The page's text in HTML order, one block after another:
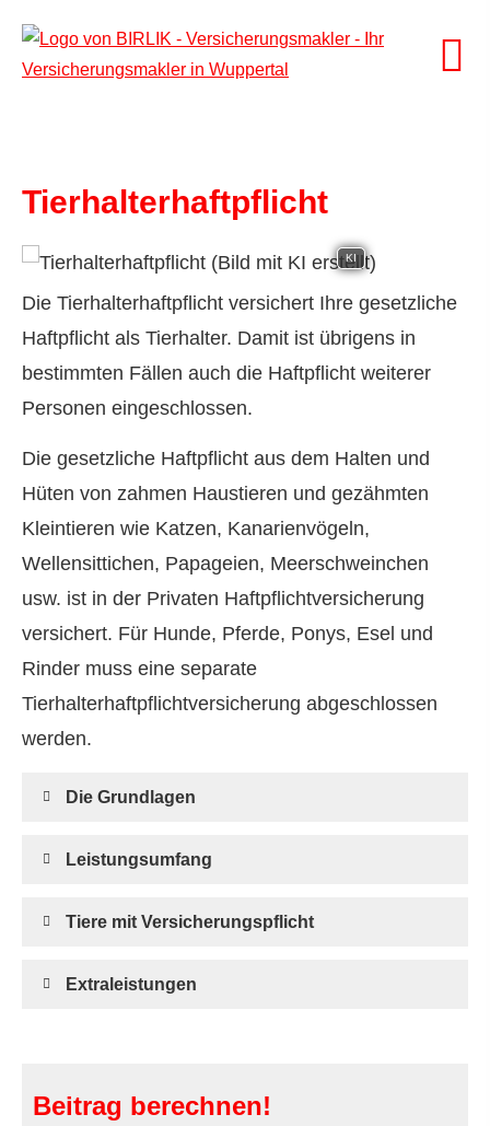
Tierhalterhaftpflicht
KI
Die Tierhalterhaftpflicht versichert Ihre gesetzliche
Haft­pflicht als Tierhalter. Damit ist übrigens in
bestimmten Fällen auch die Haft­pflicht weiterer
Per­sonen eingeschlossen.
Die gesetzliche Haft­pflicht aus dem Halten und
Hüten von zahmen Haustieren und gezähmten
Kleintieren wie Katzen, Kanarienvögeln,
Wellensittichen, Papageien, Meerschweinchen
usw. ist in der Privaten Haft­pflichtversicherung
versichert. Für Hunde, Pferde, Ponys, Esel und
Rinder muss eine separate
Tierhalterhaftpflichtversicherung abgeschlossen
werden.
Die Grundlagen
Leistungsumfang
Tiere mit Versicherungspflicht
Extraleistungen
Beitrag berechnen!